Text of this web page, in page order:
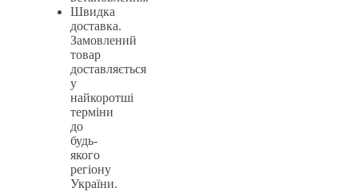
Швидка
доставка.
Замовлений
товар
доставляється
у
найкоротші
терміни
до
будь-
якого
регіону
України.